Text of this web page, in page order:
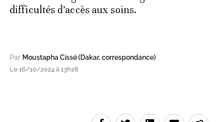
difficultés d’accès aux soins.
Par Moustapha Cissé (Dakar, correspondance)
Le 16/10/2024 à 13h28